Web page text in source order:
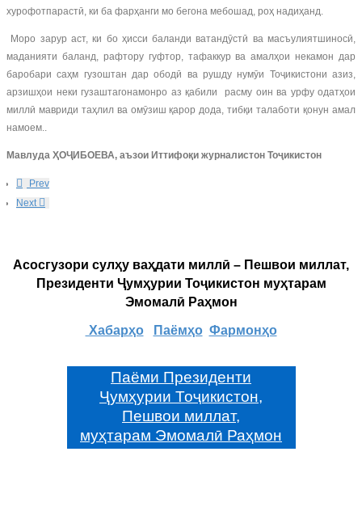
хурофотпарастӣ, ки ба фарҳанги мо бегона мебошад, роҳ надиҳанд.
Моро зарур аст, ки бо ҳисси баланди ватандӯстӣ ва масъулиятшиносӣ,
маданияти баланд, рафтору гуфтор, тафаккур ва амалҳои некамон дар
баробари саҳм гузоштан дар ободӣ ва рушду нумӯи Тоҷикистони азиз,
арзишҳои неки гузаштагонамонро аз қабили расму оин ва урфу одатҳои
миллӣ мавриди таҳлил ва омӯзиш қарор дода, тибқи талаботи қонун амал
намоем..
Мавлуда ҲОҶИБОЕВА, аъзои Иттифоқи журналистон Тоҷикистон
Prev
Next
Асосгузори сулҳу ваҳдати миллӣ – Пешвои миллат,
Президенти Ҷумҳурии Тоҷикистон муҳтарам
Эмомалӣ Раҳмон
Хабарҳо Паёмҳо Фармонҳо
Паёми Президенти
Ҷумҳурии Тоҷикистон,
Пешвои миллат,
муҳтарам Эмомалӣ Раҳмон